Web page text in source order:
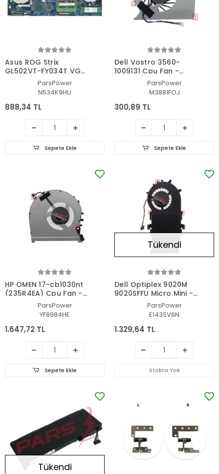
Asus ROG Strix
GL502VT-FY034T VGA-
GPU Fan - Ekran Kartı
ParsPower
N534K9HU
888,34 TL
Sepete Ekle
Dell Vostro 3560-
1009131 Cpu Fan -
İşlemci FanıParsPower
M3881FOJ
300,89 TL
Sepete Ekle
HP OMEN 17-cb1030nt
(235R4EA) Cpu Fan -
İşlemci FanıParsPower
YF8984HE
1.647,72 TL
Sepete Ekle
Tükendi
Dell Optiplex 9020M
9020SFFU Micro Mini -
MasaÜstü PC Fan
ParsPower
E143SV6N
1.329,64 TL
Stokta Yok
Tükendi